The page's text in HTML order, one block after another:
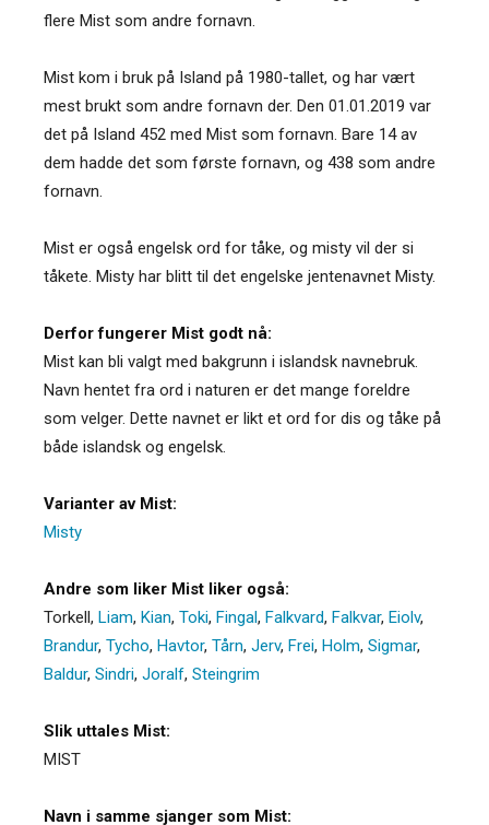
flere Mist som andre fornavn.
Mist kom i bruk på Island på 1980-tallet, og har vært
mest brukt som andre fornavn der. Den 01.01.2019 var
det på Island 452 med Mist som fornavn. Bare 14 av
dem hadde det som første fornavn, og 438 som andre
fornavn.
Mist er også engelsk ord for tåke, og misty vil der si
tåkete. Misty har blitt til det engelske jentenavnet Misty.
Derfor fungerer Mist godt nå:
Mist kan bli valgt med bakgrunn i islandsk navnebruk.
Navn hentet fra ord i naturen er det mange foreldre
som velger. Dette navnet er likt et ord for dis og tåke på
både islandsk og engelsk.
Varianter av Mist:
Misty
Andre som liker Mist liker også:
Torkell, Liam, Kian, Toki, Fingal, Falkvard, Falkvar, Eiolv,
Brandur, Tycho, Havtor, Tårn, Jerv, Frei, Holm, Sigmar,
Baldur, Sindri, Joralf, Steingrim
Slik uttales Mist:
MIST
Navn i samme sjanger som Mist: